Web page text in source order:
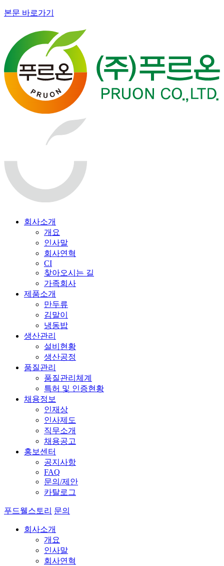
본문 바로가기
회사소개
개요
인사말
회사연혁
CI
찾아오시는 길
가족회사
제품소개
만두류
김말이
냉동밥
생산관리
설비현황
생산공정
품질관리
품질관리체계
특허 및 인증현황
채용정보
인재상
인사제도
직무소개
채용공고
홍보센터
공지사항
FAQ
문의/제안
카탈로그
푸드웰스토리 문의
회사소개
개요
인사말
회사연혁